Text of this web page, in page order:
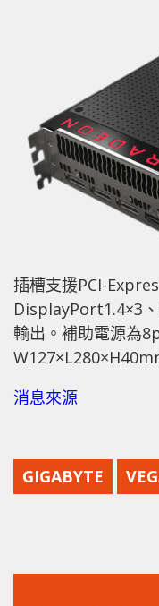
插槽支援PCI-
DisplayPort1.4×3
輸出。補助電源為
消息來源
GIGABYTE